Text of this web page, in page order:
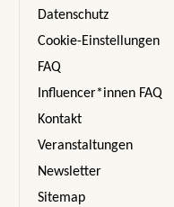
Datenschutz
Cookie-Einstellungen
FAQ
Influencer*innen FAQ
Kontakt
Veranstaltungen
Newsletter
Sitemap